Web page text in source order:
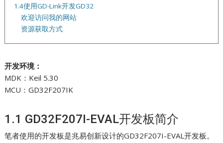
1.4使用GD-Link开发GD32
欢迎访问我的网站
资源获取方式
开发环境：
MDK：Keil 5.30
MCU：GD32F207IK
1.1 GD32F207I-EVAL开发板简介
笔者使用的开发板是兆易创新设计的GD32F207I-EVAL开发板。